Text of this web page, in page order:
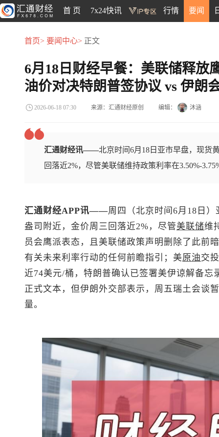
首 页 7x24快讯 行情 要闻
首页> 要闻中心> 正文
6月18日财经早餐：美联储释放
油价对决特朗普签协议 vs 伊朗
2026-06-18 07:30 来源：汇通财经原创 编辑： 沐涵
汇通财经讯——北京时间6月18日亚市早盘，现货
回落近2%，尽管美联储维持政策利率在3.50%-
汇通财经APP讯——周四（北京时间6月18日）
盎司附近，金价周三回落近2%，尽管美联储维
员会鹰派表态，且美联储政策声明删除了此前
有关未来利率行动的任何前瞻指引； 美原油交
近74美元/桶，特朗普确认已签署美伊谅解备忘
正式文本，但伊朗外交部表示，周五瑞土会谈
量。